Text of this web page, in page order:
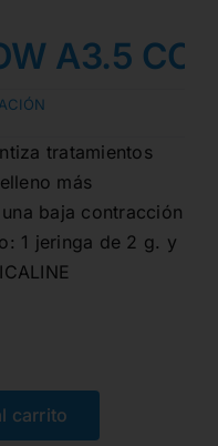
A3.5
tratamientos
más
baja contracción
1 jeringa de 2 g. y
carrito